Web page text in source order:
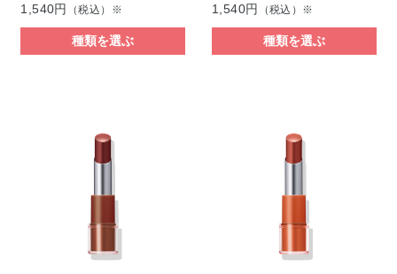
1,540円 （税込）※
種類を選ぶ
1,540円 （税込）※
種類を選ぶ